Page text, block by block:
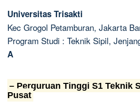
Universitas Trisakti
Kec Grogol Petamburan, Jakarta
Program Studi : Teknik Sipil,
A
– Perguruan Tinggi S1 Teknik
Pusat